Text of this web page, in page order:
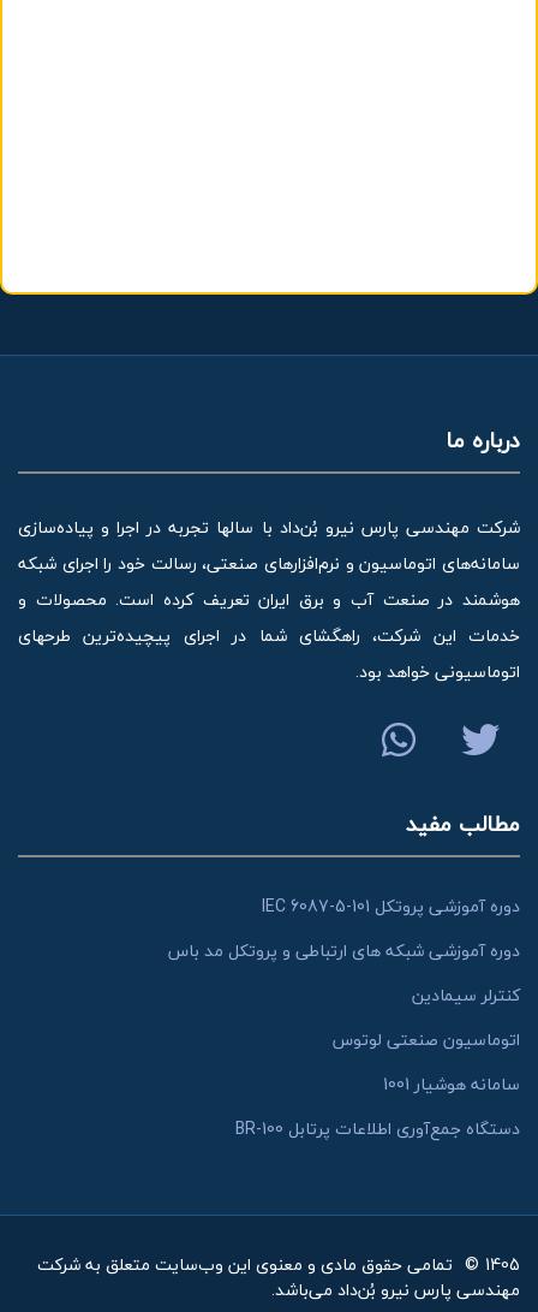
درباره ما
شرکت مهندسی پارس نیرو بُن‌داد با سالها تجربه در اجرا و پیاده‌سازی
سامانه‌های اتوماسیون و نرم‌افزارهای صنعتی، رسالت خود را اجرای شبکه
هوشمند در صنعت آب و برق ایران تعریف کرده است. محصولات و
خدمات این شرکت، راهگشای شما در اجرای پیچیده‌ترین طرحهای
اتوماسیونی خواهد بود.
مطالب مفید
دوره آموزشی پروتکل IEC 6087-5-101
دوره آموزشی شبکه های ارتباطی و پروتکل مد باس
کنترلر سیمادین
اتوماسیون صنعتی لوتوس
سامانه هوشیار 1001
دستگاه جمع‌آوری اطلاعات پرتابل BR-100
1405
© تمامی حقوق مادی و معنوی این وب‌سایت متعلق به شرکت
مهندسی پارس نیرو بُن‌داد می‌باشد.